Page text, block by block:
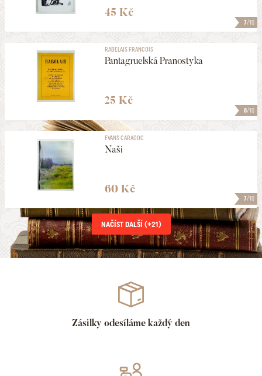
7/10
45 Kč
8/10
RABELAIS FRANCOIS
Pantagruelská Pranostyka
25 Kč
7/10
EVANS CARADOC
Naši
60 Kč
NAČÍST DALŠÍ (+21)
Zásilky odesíláme každý den